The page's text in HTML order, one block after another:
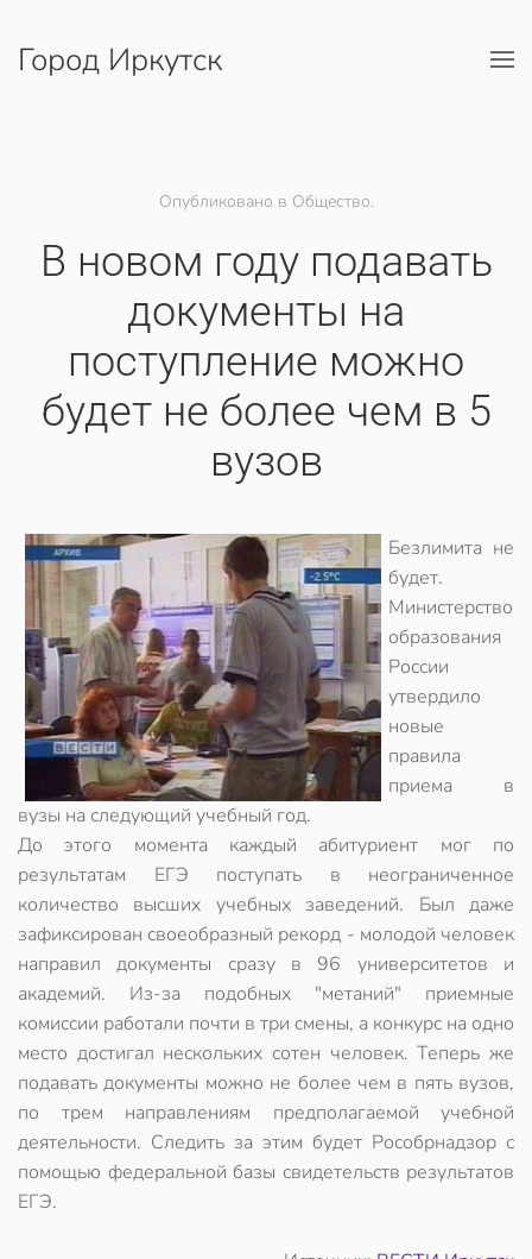
Перейти к содержимому
Город Иркутск
Опубликовано в Общество.
В новом году подавать
документы на
поступление можно
будет не более чем в 5
вузов
Безлимита не
будет.
Министерство
образования
России
утвердило
новые
правила
приема в
вузы на следующий учебный год.
До этого момента каждый абитуриент мог по
результатам ЕГЭ поступать в неограниченное
количество высших учебных заведений. Был даже
зафиксирован своеобразный рекорд - молодой человек
направил документы сразу в 96 университетов и
академий. Из-за подобных "метаний" приемные
комиссии работали почти в три смены, а конкурс на одно
место достигал нескольких сотен человек. Теперь же
подавать документы можно не более чем в пять вузов,
по трем направлениям предполагаемой учебной
деятельности. Следить за этим будет Рособрнадзор с
помощью федеральной базы свидетельств результатов
ЕГЭ.